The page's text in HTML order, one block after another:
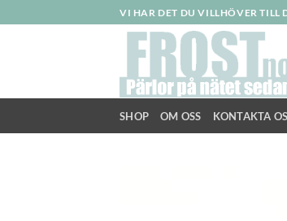
to
VI HAR DET DU VILLHÖVER TILL
SHOP OM OSS KONTAKTA